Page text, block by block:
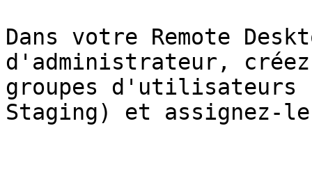
Dans votre Remote
d'administrateur, créez
groupes d'utilisateurs
Staging) et assignez-